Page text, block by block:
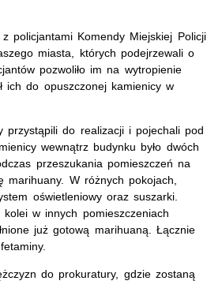
policjantami Komendy Miejskiej Policji
miasta, których podejrzewali o
pozwoliło im na wytropienie
ich do opuszczonej kamienicy w
przystąpili do realizacji i pojechali pod
wewnątrz budynku było dwóch
przeszukania pomieszczeń na
marihuany. W różnych pokojach,
oświetleniowy oraz suszarki.
w innych pomieszczeniach
już gotową marihuaną. Łącznie
do prokuratury, gdzie zostaną